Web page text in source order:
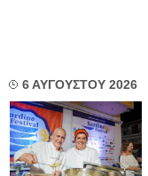
6 ΑΥΓΟΥΣΤΟΥ 2026